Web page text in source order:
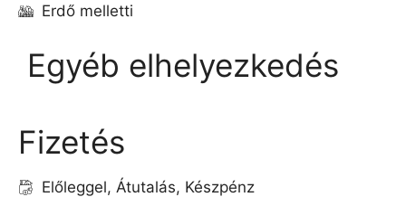
Erdő melletti
Egyéb elhelyezkedés
Fizetés
Előleggel, Átutalás, Készpénz